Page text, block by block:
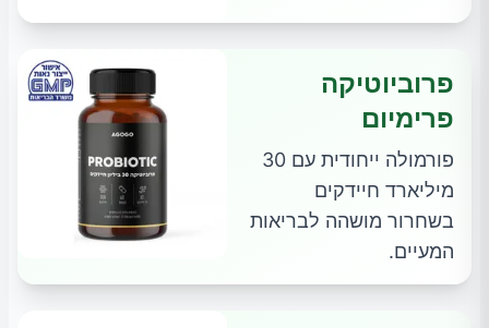
פרוביוטיקה
פרימיום
פורמולה ייחודית עם 30
מיליארד חיידקים
בשחרור מושהה לבריאות
המעיים.